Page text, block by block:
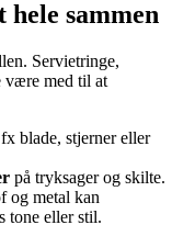
sammen
Servietringe,
være med til at
blade, stjerner eller
på tryksager og skilte.
og metal kan
tone eller stil.